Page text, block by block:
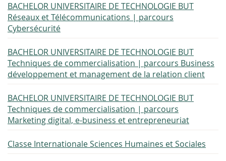
BACHELOR UNIVERSITAIRE DE TECHNOLOGIE BUT
Réseaux et Télécommunications | parcours
Cybersécurité
BACHELOR UNIVERSITAIRE DE TECHNOLOGIE BUT
Techniques de commercialisation | parcours Business
développement et management de la relation client
BACHELOR UNIVERSITAIRE DE TECHNOLOGIE BUT
Techniques de commercialisation | parcours
Marketing digital, e-business et entrepreneuriat
Classe Internationale Sciences Humaines et Sociales